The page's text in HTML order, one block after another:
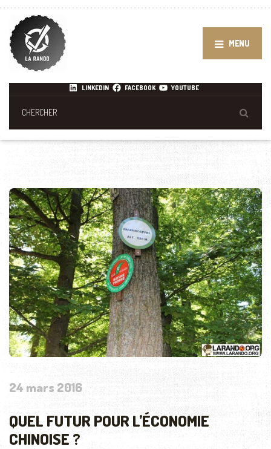
MENU
LINKEDIN FACEBOOK YOUTUBE
24 mars 2016
QUEL FUTUR POUR L’ÉCONOMIE
CHINOISE ?